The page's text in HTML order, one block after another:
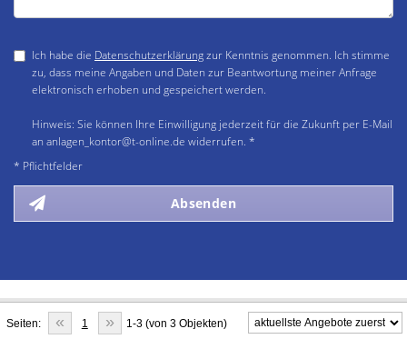
Ich habe die Datenschutzerklärungzur Kenntnis genommen. Ich stimme
zu, dass meine Angaben und Daten zur Beantwortung meiner Anfrage
elektronisch erhoben und gespeichert werden.
Hinweis: Sie können Ihre Einwilligung jederzeit für die Zukunft per E-Mail
an anlagen_kontor@t-online.de widerrufen. *
* Pflichtfelder
Absenden
Seiten: « 1 » 1-3 (von 3 Objekten)